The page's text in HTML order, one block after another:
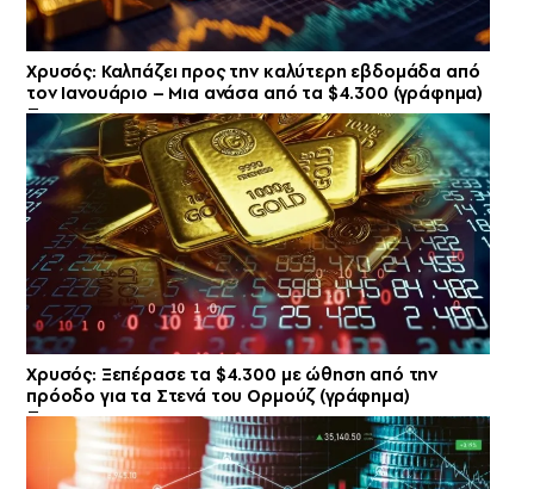
Χρυσός: Καλπάζει προς την καλύτερη εβδομάδα από
τον Ιανουάριο – Μια ανάσα από τα $4.300 (γράφημα)
Χρυσός: Ξεπέρασε τα $4.300 με ώθηση από την
πρόοδο για τα Στενά του Ορμούζ (γράφημα)